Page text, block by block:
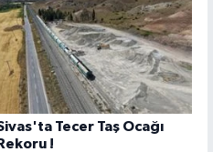
Tecer Taş Ocağı
Rekoru !